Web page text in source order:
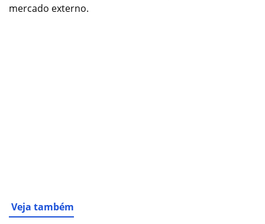
mercado externo.
Veja também